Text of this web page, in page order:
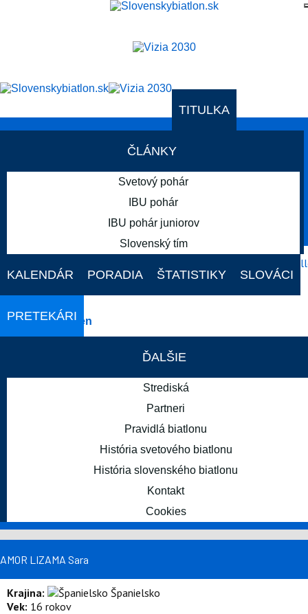
TITULKA
ČLÁNKY
Svetový pohár
IBU pohár
IBU pohár juniorov
Slovenský tím
KALENDÁR PORADIA ŠTATISTIKY SLOVÁCI
PRETEKÁRI
ĎALŠIE
Strediská
Partneri
Pravidlá biatlonu
História svetového biatlonu
História slovenského biatlonu
Kontakt
Cookies
AKTUÁLNE PODUJATIA
Holmenkollen
STARŠIE PODUJATIA
Otepää
BUDÚCE PODUJATIA
AMOR LIZAMA Sara
Krajina:
Španielsko
Vek: 16 rokov